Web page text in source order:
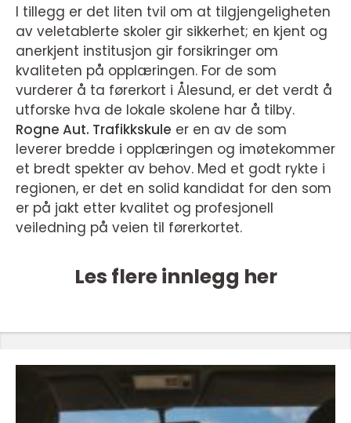
I tillegg er det liten tvil om at tilgjengeligheten
av veletablerte skoler gir sikkerhet; en kjent og
anerkjent institusjon gir forsikringer om
kvaliteten på opplæringen. For de som
vurderer å ta førerkort i Ålesund, er det verdt å
utforske hva de lokale skolene har å tilby.
Rogne Aut. Trafikkskule er en av de som
leverer bredde i opplæringen og imøtekommer
et bredt spekter av behov. Med et godt rykte i
regionen, er det en solid kandidat for den som
er på jakt etter kvalitet og profesjonell
veiledning på veien til førerkortet.
Les flere innlegg her